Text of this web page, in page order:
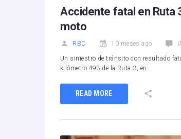
Accidente fatal en Ruta
moto
RBC 10 meses ago 0
Un siniestro de tránsito con resultado
kilómetro 493 de la Ruta 3, en…
READ MORE